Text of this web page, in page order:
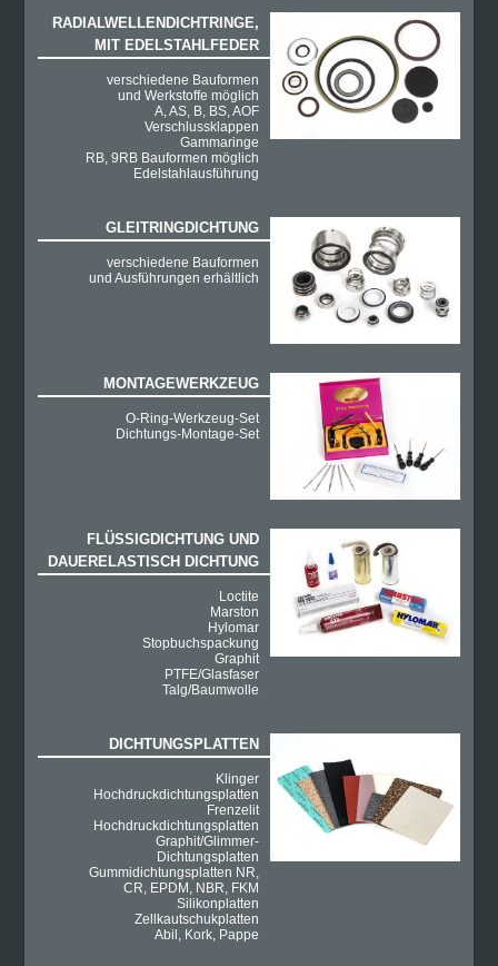
RADIALWELLENDICHTRINGE,
MIT EDELSTAHLFEDER
verschiedene Bauformen
und Werkstoffe möglich
A, AS, B, BS, AOF
Verschlussklappen
Gammaringe
RB, 9RB Bauformen möglich
Edelstahlausführung
GLEITRINGDICHTUNG
verschiedene Bauformen
und Ausführungen erhältlich
MONTAGEWERKZEUG
O-Ring-Werkzeug-Set
Dichtungs-Montage-Set
FLÜSSIGDICHTUNG UND
DAUERELASTISCH DICHTUNG
Loctite
Marston
Hylomar
Stopbuchspackung
Graphit
PTFE/Glasfaser
Talg/Baumwolle
DICHTUNGSPLATTEN
Klinger
Hochdruckdichtungsplatten
Frenzelit
Hochdruckdichtungsplatten
Graphit/Glimmer-
Dichtungsplatten
Gummidichtungsplatten NR,
CR, EPDM, NBR, FKM
Silikonplatten
Zellkautschukplatten
Abil, Kork, Pappe